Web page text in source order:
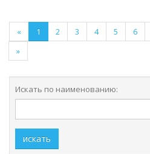
« 1 2 3 4 5 6
»
Искать по наименованию:
искать